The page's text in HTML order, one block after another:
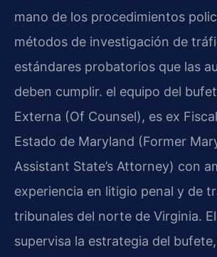
mano de los procedimientos
métodos de investigación de
estándares probatorios que las
deben cumplir. el equipo del
Externa (Of Counsel), es ex
Estado de Maryland (Former
Assistant State’s Attorney) con
experiencia en litigio penal y de
tribunales del norte de Virginia.
supervisa la estrategia del